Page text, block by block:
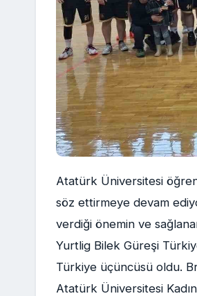
Atatürk Üniversitesi
söz ettirmeye devam
verdiği önemin ve
Yurtlig Bilek Güreşi
Türkiye üçüncüsü oldu.
Atatürk Üniversitesi